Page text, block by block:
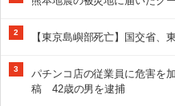
2 【東京島嶼部死亡】国交省、
3
パチンコ店の従業員に危害を
稿 42歳の男を逮捕